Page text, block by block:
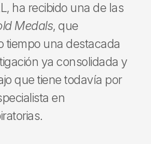
ha recibido una de las
Medals, que
tiempo una destacada
ya consolidada y
que tiene todavía por
en